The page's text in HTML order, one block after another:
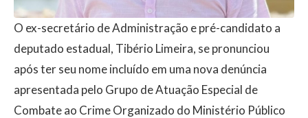
O ex-secretário de Administração e pré-candidato a
deputado estadual, Tibério Limeira, se pronunciou
após ter seu nome incluído em uma nova denúncia
apresentada pelo Grupo de Atuação Especial de
Combate ao Crime Organizado do Ministério Público